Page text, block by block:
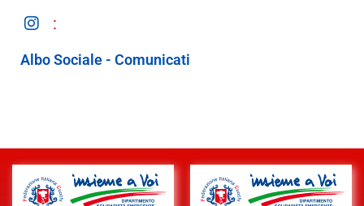
:
Albo Sociale - Comunicati